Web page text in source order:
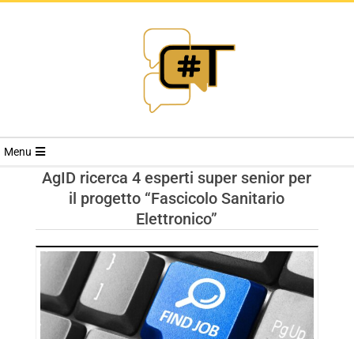
RIVISTA
TRENDS
Menu
AgID ricerca 4 esperti super senior per
il progetto “Fascicolo Sanitario
Elettronico”